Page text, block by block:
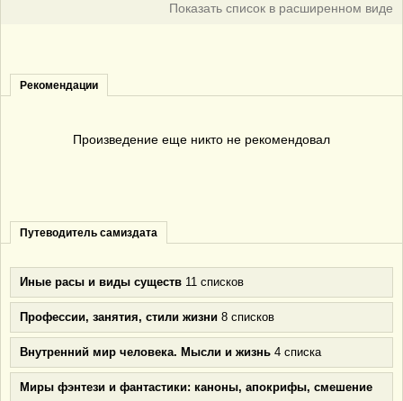
Показать список в расширенном виде
Рекомендации
Произведение еще никто не рекомендовал
Путеводитель самиздата
Иные расы и виды существ 11 списков
Профессии, занятия, стили жизни 8 списков
Внутренний мир человека. Мысли и жизнь 4 списка
Миры фэнтези и фантастики: каноны, апокрифы, смешение